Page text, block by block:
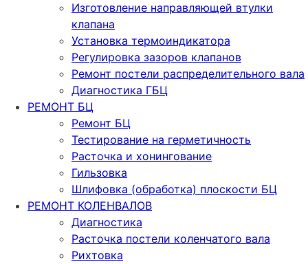
Изготовление направляющей втулки
клапана
Установка термоиндикатора
Регулировка зазоров клапанов
Ремонт постели распределительного вала
Диагностика ГБЦ
РЕМОНТ БЦ
Ремонт БЦ
Тестирование на герметичность
Расточка и хонингование
Гильзовка
Шлифовка (обработка) плоскости БЦ
РЕМОНТ КОЛЕНВАЛОВ
Диагностика
Расточка постели коленчатого вала
Рихтовка